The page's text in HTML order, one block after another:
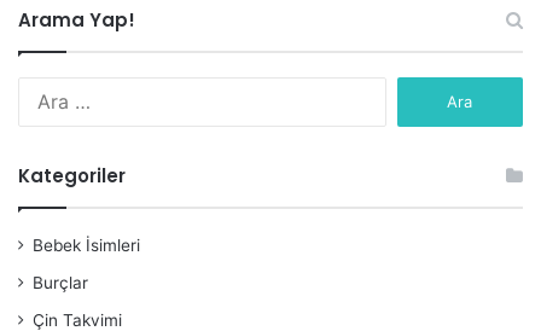
Arama Yap!
Kategoriler
Bebek İsimleri
Burçlar
Çin Takvimi